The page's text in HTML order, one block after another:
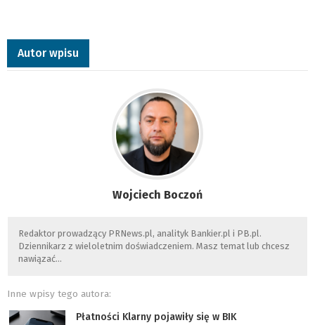
Autor wpisu
Wojciech Boczoń
Redaktor prowadzący PRNews.pl, analityk Bankier.pl i PB.pl.
Dziennikarz z wieloletnim doświadczeniem. Masz temat lub chcesz
nawiązać…
Inne wpisy tego autora:
Płatności Klarny pojawiły się w BIK